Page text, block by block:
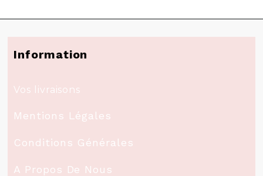
Information
Vos livraisons
Mentions Légales
Conditions Générales
A Propos De Nous